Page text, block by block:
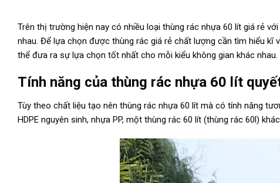
Trên thị trường hiện nay có nhiều loại thùng rác nhựa 60 lít giá rẻ
nhau. Để lựa chọn được thùng rác giá rẻ chất lượng cần tìm hiểu kĩ
thể đưa ra sự lựa chọn tốt nhất cho mỗi kiểu không gian khác nhau.
Tính năng của thùng rác nhựa 60 lít
Tùy theo chất liệu tạo nên thùng rác nhựa 60 lít mà có tính năng
HDPE nguyên sinh, nhựa PP, một thùng rác 60 lít (thùng rác 60l)